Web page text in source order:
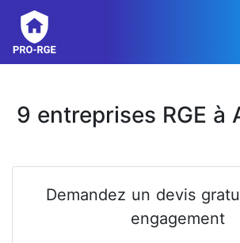
9 entreprises RGE à
Demandez un devis
engagement